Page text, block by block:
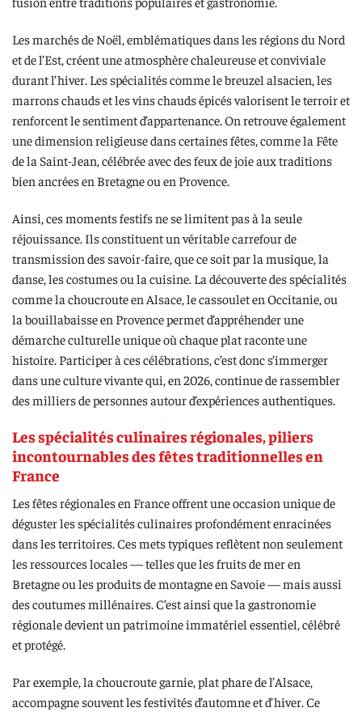
Les marchés de Noël, emblématiques dans les régions du Nord
et de l’Est, créent une atmosphère chaleureuse et conviviale
durant l’hiver. Les spécialités comme le breuzel alsacien, les
marrons chauds et les vins chauds épicés valorisent le terroir et
renforcent le sentiment d’appartenance. On retrouve également
une dimension religieuse dans certaines fêtes, comme la Fête
de la Saint-Jean, célébrée avec des feux de joie aux traditions
bien ancrées en Bretagne ou en Provence.
Ainsi, ces moments festifs ne se limitent pas à la seule
réjouissance. Ils constituent un véritable carrefour de
transmission des savoir-faire, que ce soit par la musique, la
danse, les costumes ou la cuisine. La découverte des spécialités
comme la choucroute en Alsace, le cassoulet en Occitanie, ou
la bouillabaisse en Provence permet d’appréhender une
démarche culturelle unique où chaque plat raconte une
histoire. Participer à ces célébrations, c’est donc s’immerger
dans une culture vivante qui, en 2026, continue de rassembler
des milliers de personnes autour d’expériences authentiques.
Les spécialités culinaires régionales, piliers
incontournables des fêtes traditionnelles en
France
Les fêtes régionales en France offrent une occasion unique de
déguster les spécialités culinaires profondément enracinées
dans les territoires. Ces mets typiques reflètent non seulement
les ressources locales — telles que les fruits de mer en
Bretagne ou les produits de montagne en Savoie — mais aussi
des coutumes millénaires. C’est ainsi que la gastronomie
régionale devient un patrimoine immatériel essentiel, célébré
et protégé.
Par exemple, la choucroute garnie, plat phare de l’Alsace,
accompagne souvent les festivités d’automne et d’hiver. Ce